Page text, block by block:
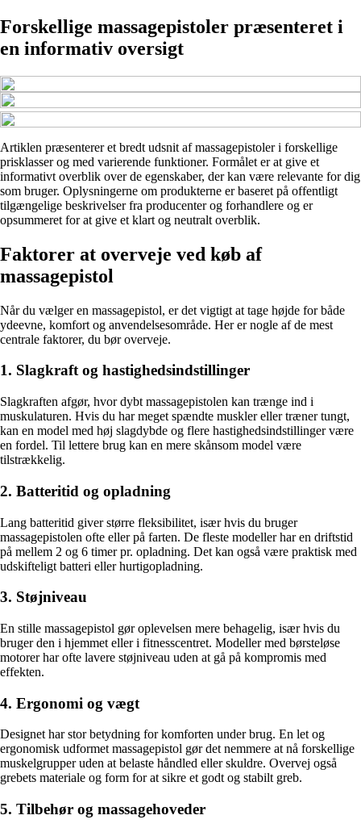
Forskellige massagepistoler præsenteret i
en informativ oversigt
Artiklen præsenterer et bredt udsnit af massagepistoler i forskellige
prisklasser og med varierende funktioner. Formålet er at give et
informativt overblik over de egenskaber, der kan være relevante for dig
som bruger. Oplysningerne om produkterne er baseret på offentligt
tilgængelige beskrivelser fra producenter og forhandlere og er
opsummeret for at give et klart og neutralt overblik.
Faktorer at overveje ved køb af
massagepistol
Når du vælger en massagepistol, er det vigtigt at tage højde for både
ydeevne, komfort og anvendelsesområde. Her er nogle af de mest
centrale faktorer, du bør overveje.
1. Slagkraft og hastighedsindstillinger
Slagkraften afgør, hvor dybt massagepistolen kan trænge ind i
muskulaturen. Hvis du har meget spændte muskler eller træner tungt,
kan en model med høj slagdybde og flere hastighedsindstillinger være
en fordel. Til lettere brug kan en mere skånsom model være
tilstrækkelig.
2. Batteritid og opladning
Lang batteritid giver større fleksibilitet, især hvis du bruger
massagepistolen ofte eller på farten. De fleste modeller har en driftstid
på mellem 2 og 6 timer pr. opladning. Det kan også være praktisk med
udskifteligt batteri eller hurtigopladning.
3. Støjniveau
En stille massagepistol gør oplevelsen mere behagelig, især hvis du
bruger den i hjemmet eller i fitnesscentret. Modeller med børsteløse
motorer har ofte lavere støjniveau uden at gå på kompromis med
effekten.
4. Ergonomi og vægt
Designet har stor betydning for komforten under brug. En let og
ergonomisk udformet massagepistol gør det nemmere at nå forskellige
muskelgrupper uden at belaste håndled eller skuldre. Overvej også
grebets materiale og form for at sikre et godt og stabilt greb.
5. Tilbehør og massagehoveder